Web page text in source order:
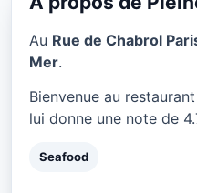
Au Rue de Chabrol
Mer.
Bienvenue au
lui donne une note de
Seafood